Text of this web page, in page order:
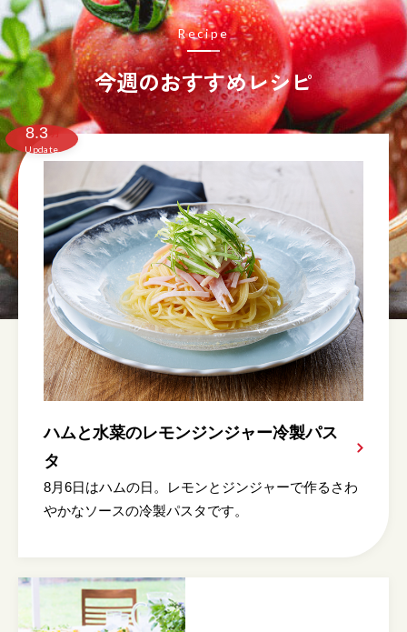
今週のおすすめレシピ
Recipe
8.3
Update
ハムと水菜のレモンジンジャー冷製パス
タ
8月6日はハムの日。レモンとジンジャーで作るさわ
やかなソースの冷製パスタです。